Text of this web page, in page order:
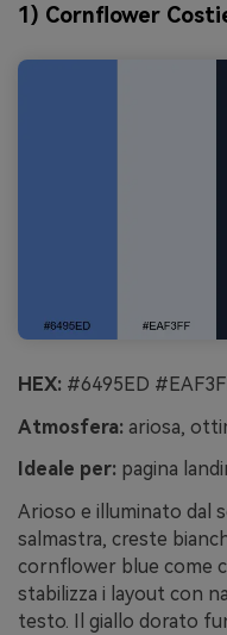
1) Cornflower
HEX: #6495ED
Atmosfera: ariosa,
Ideale per: pagina
Arioso e illuminato dal
salmastra, creste
cornflower blue come
stabilizza i layout con
testo. Il giallo dorato